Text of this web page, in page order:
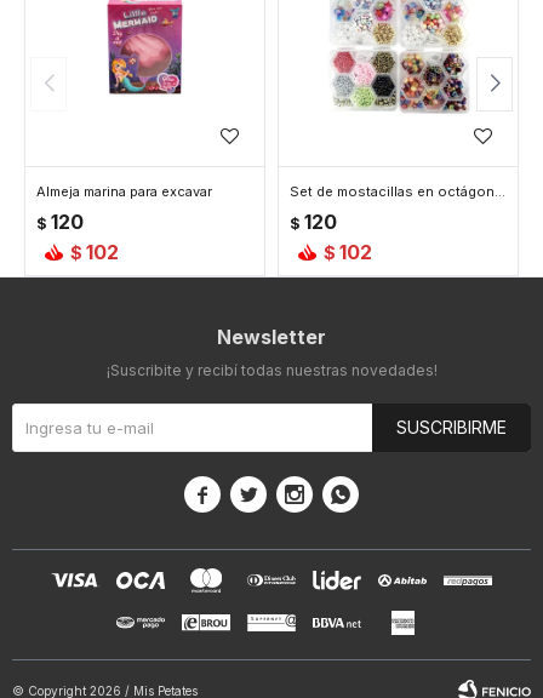
Almeja marina para excavar
$ 120
$ 102
Set de mostacillas en octágonos
$ 120
$ 102
Newsletter
¡Suscribite y recibí todas nuestras novedades!
SUSCRIBIRME
   
© Copyright 2026 / Mis Petates